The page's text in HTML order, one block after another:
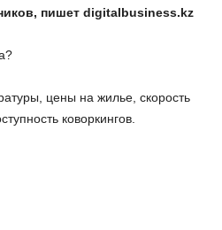
пишет digitalbusiness.kz
цены на жилье, скорость
коворкингов.